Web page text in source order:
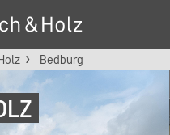
Bedburg